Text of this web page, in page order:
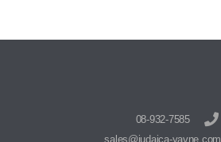
08-932-7585
sales@judaica-yavne.com